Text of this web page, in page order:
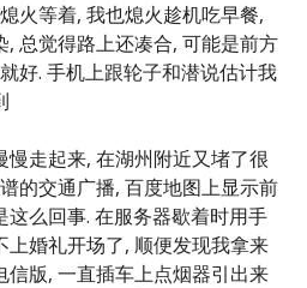
火等着, 我也熄火趁机吃早餐,
, 总觉得路上还凑合, 可能是前方
好. 手机上跟轮子和潜说估计我
走起来, 在湖州附近又堵了很
的交通广播, 百度地图上显示前
么回事. 在服务器歇着时用手
婚礼开场了, 顺便发现我拿来
信版, 一直插车上点烟器引出来